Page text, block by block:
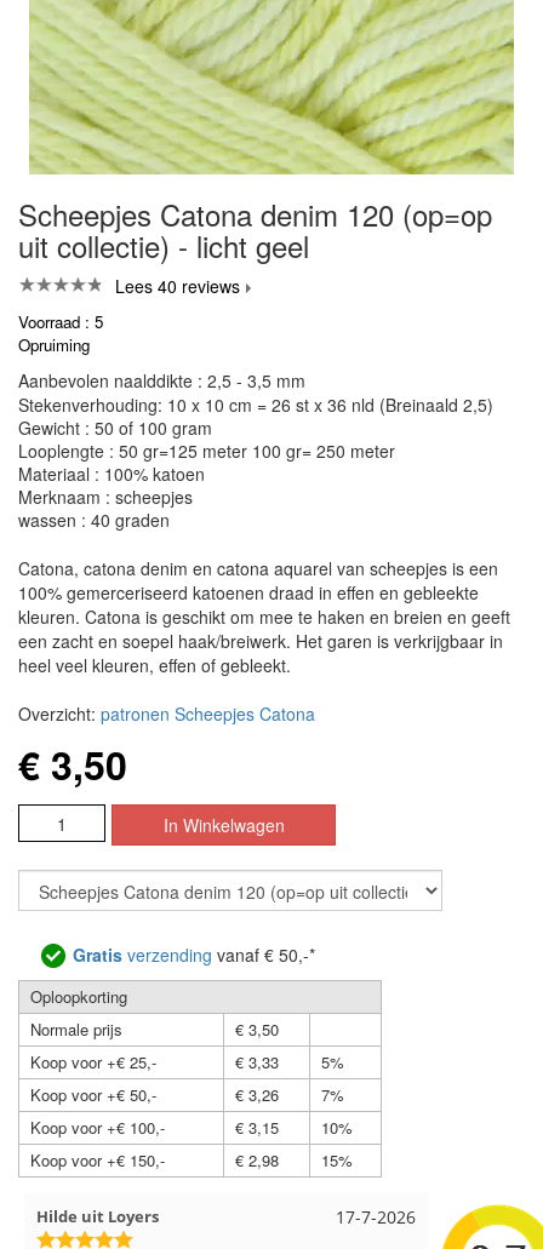
Scheepjes Catona denim 120 (op=op
uit collectie) - licht geel
Lees 40 reviews
Voorraad : 5
Opruiming
Aanbevolen naalddikte : 2,5 - 3,5 mm
Stekenverhouding: 10 x 10 cm = 26 st x 36 nld (Breinaald 2,5)
Gewicht : 50 of 100 gram
Looplengte : 50 gr=125 meter 100 gr= 250 meter
Materiaal : 100% katoen
Merknaam : scheepjes
wassen : 40 graden
Catona, catona denim en catona aquarel van scheepjes is een
100% gemerceriseerd katoenen draad in effen en gebleekte
kleuren. Catona is geschikt om mee te haken en breien en geeft
een zacht en soepel haak/breiwerk. Het garen is verkrijgbaar in
heel veel kleuren, effen of gebleekt.
Overzicht: patronen Scheepjes Catona
€ 3,50
Gratis verzending vanaf € 50,-*
Oploopkorting
Normale prijs
€ 3,50
Koop voor +€ 25,-
€ 3,33
5%
Koop voor +€ 50,-
€ 3,26
7%
Koop voor +€ 100,-
€ 3,15
10%
Koop voor +€ 150,-
€ 2,98 15%
17-7-2026
Hilde uit Loyers Loes uit